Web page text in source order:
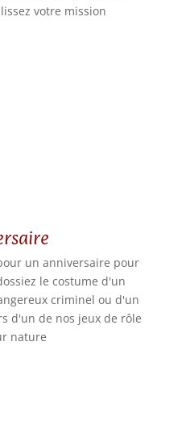
votre mission
un anniversaire pour
le costume d'un
criminel ou d'un
d'un de nos jeux de rôle
nature